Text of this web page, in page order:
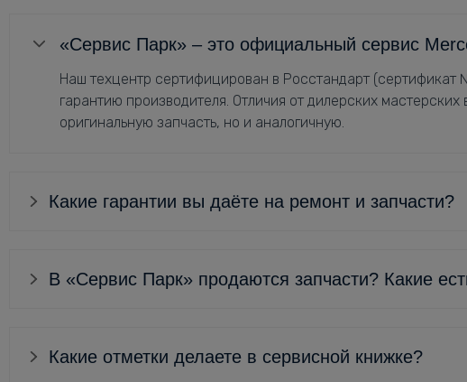
«Сервис Парк» – это официальный сервис
Наш техцентр сертифицирован в Росстандарт
гарантию производителя. Отличия от дилерских
оригинальную запчасть, но и аналогичную.
Какие гарантии вы даёте на ремонт и запчасти?
В «Сервис Парк» продаются запчасти? Какие
Какие отметки делаете в сервисной книжке?